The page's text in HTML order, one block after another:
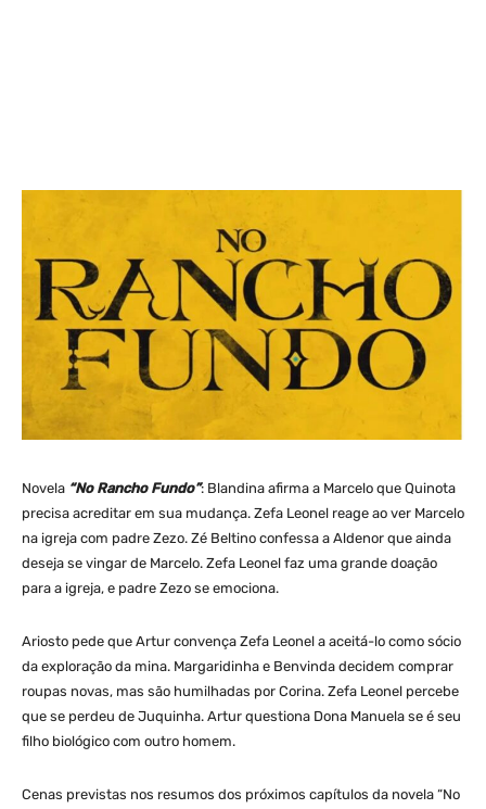
Novela “No Rancho Fundo”: Blandina afirma a Marcelo que Quinota
precisa acreditar em sua mudança. Zefa Leonel reage ao ver Marcelo
na igreja com padre Zezo. Zé Beltino confessa a Aldenor que ainda
deseja se vingar de Marcelo. Zefa Leonel faz uma grande doação
para a igreja, e padre Zezo se emociona.
Ariosto pede que Artur convença Zefa Leonel a aceitá-lo como sócio
da exploração da mina. Margaridinha e Benvinda decidem comprar
roupas novas, mas são humilhadas por Corina. Zefa Leonel percebe
que se perdeu de Juquinha. Artur questiona Dona Manuela se é seu
filho biológico com outro homem.
Cenas previstas nos resumos dos próximos capítulos da novela “No